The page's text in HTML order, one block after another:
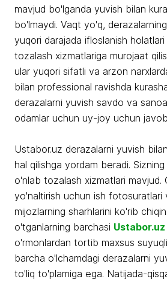
mavjud bo'lganda yuvish bilan
bo'lmaydi. Vaqt yo'q,
yuqori darajada ifloslanish
tozalash xizmatlariga murojaat
ular yuqori sifatli va arzon
bilan professional ravishda
derazalarni yuvish savdo va
odamlar uchun uy-joy uchun
Ustabor.uz derazalarni yuvish
hal qilishga yordam beradi.
o'nlab tozalash xizmatlari mavjud.
yo'naltirish uchun ish fotosuratlari
mijozlarning sharhlarini ko'rib
o'tganlarning barchasi Ustabor.uz
o'rmonlardan tortib maxsus
barcha o'lchamdagi derazalarni
to'liq to'plamiga ega. Natijada-